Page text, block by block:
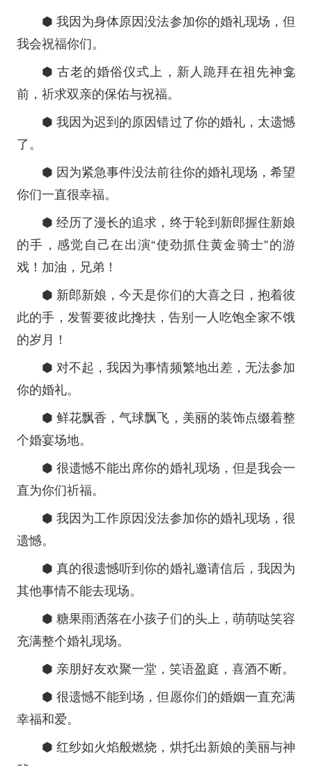
⬢ 我因为身体原因没法参加你的婚礼现场，但
我会祝福你们。
⬢ 古老的婚俗仪式上，新人跪拜在祖先神龛
前，祈求双亲的保佑与祝福。
⬢ 我因为迟到的原因错过了你的婚礼，太遗憾
了。
⬢ 因为紧急事件没法前往你的婚礼现场，希望
你们一直很幸福。
⬢ 经历了漫长的追求，终于轮到新郎握住新娘
的手，感觉自己在出演“使劲抓住黄金骑士”的游
戏！加油，兄弟！
⬢ 新郎新娘，今天是你们的大喜之日，抱着彼
此的手，发誓要彼此搀扶，告别一人吃饱全家不饿
的岁月！
⬢ 对不起，我因为事情频繁地出差，无法参加
你的婚礼。
⬢ 鲜花飘香，气球飘飞，美丽的装饰点缀着整
个婚宴场地。
⬢ 很遗憾不能出席你的婚礼现场，但是我会一
直为你们祈福。
⬢ 我因为工作原因没法参加你的婚礼现场，很
遗憾。
⬢ 真的很遗憾听到你的婚礼邀请信后，我因为
其他事情不能去现场。
⬢ 糖果雨洒落在小孩子们的头上，萌萌哒笑容
充满整个婚礼现场。
⬢ 亲朋好友欢聚一堂，笑语盈庭，喜酒不断。
⬢ 很遗憾不能到场，但愿你们的婚姻一直充满
幸福和爱。
⬢ 红纱如火焰般燃烧，烘托出新娘的美丽与神